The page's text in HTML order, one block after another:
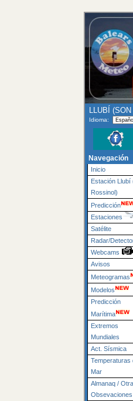
LLUBÍ
Idioma:
Navegación
Inicio
Estación Llubí
Rossinol)
Predicción
Estaciones
Satélite
Radar/
Webcams
Avisos
Meteogramas
Modelos
Predicción
Marítima
Extremos
Mundiales
Act. Sísmica
Temperaturas
Mar
Almanaq /
Obsevaciones